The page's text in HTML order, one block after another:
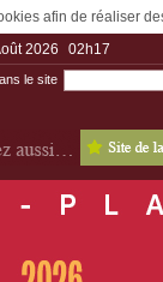
afin de réaliser
2026
02h17
le site